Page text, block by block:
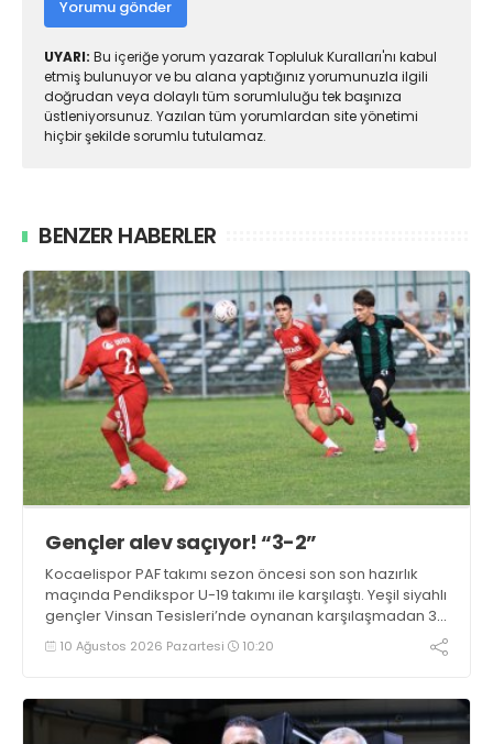
Yorumu gönder
UYARI: Bu içeriğe yorum yazarak Topluluk Kuralları'nı kabul
etmiş bulunuyor ve bu alana yaptığınız yorumunuzla ilgili
doğrudan veya dolaylı tüm sorumluluğu tek başınıza
üstleniyorsunuz. Yazılan tüm yorumlardan site yönetimi
hiçbir şekilde sorumlu tutulamaz.
BENZER HABERLER
Gençler alev saçıyor! “3-2”
Kocaelispor PAF takımı sezon öncesi son son hazırlık
maçında Pendikspor U-19 takımı ile karşılaştı. Yeşil siyahlı
gençler Vinsan Tesisleri’nde oynanan karşılaşmadan 3-
2 galip ayrıldı.
10 Ağustos 2026 Pazartesi 10:20